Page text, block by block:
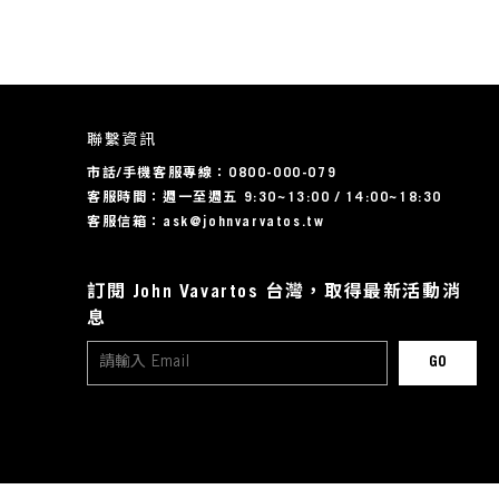
聯繫資訊
市話/手機客服專線：0800-000-079
客服時間：週一至週五 9:30~13:00 / 14:00~18:30
客服信箱：ask@johnvarvatos.tw
訂閱 John Vavartos 台灣，取得最新活動消
息